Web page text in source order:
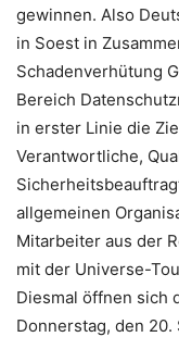
gewinnen. Also
in Soest in
Schadenverhütung
Bereich
in erster Linie die
Verantwortliche,
allgemeinen
Mitarbeiter aus der
mit der Universe-
Diesmal öffnen sich
Donnerstag, den